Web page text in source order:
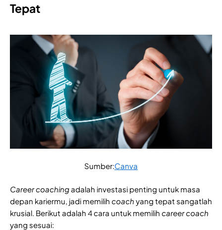
Tepat
Sumber:Canva
Career coachingadalah investasi penting untuk masa
depan kariermu, jadi memilih coach yang tepat sangatlah
krusial. Berikut adalah 4 cara untuk memilih career coach
yang sesuai: